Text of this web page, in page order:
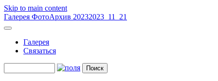
Skip to main content
Галерея ФотоАрхив 20232023_11_21
Галерея
Связаться